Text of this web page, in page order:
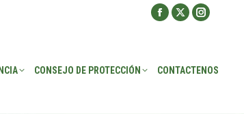
Facebook
in
X
in
in
CONSEJO DE PROTECCIÓN CONTACTENOS